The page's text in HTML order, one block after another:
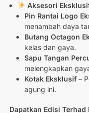
Aksesori
Pin Rantai Logo
menambah daya
Butang Octagon
kelas dan gaya.
Sapu Tangan
melengkapkan
Kotak Eksklusif –
agung ini.
Dapatkan Edisi